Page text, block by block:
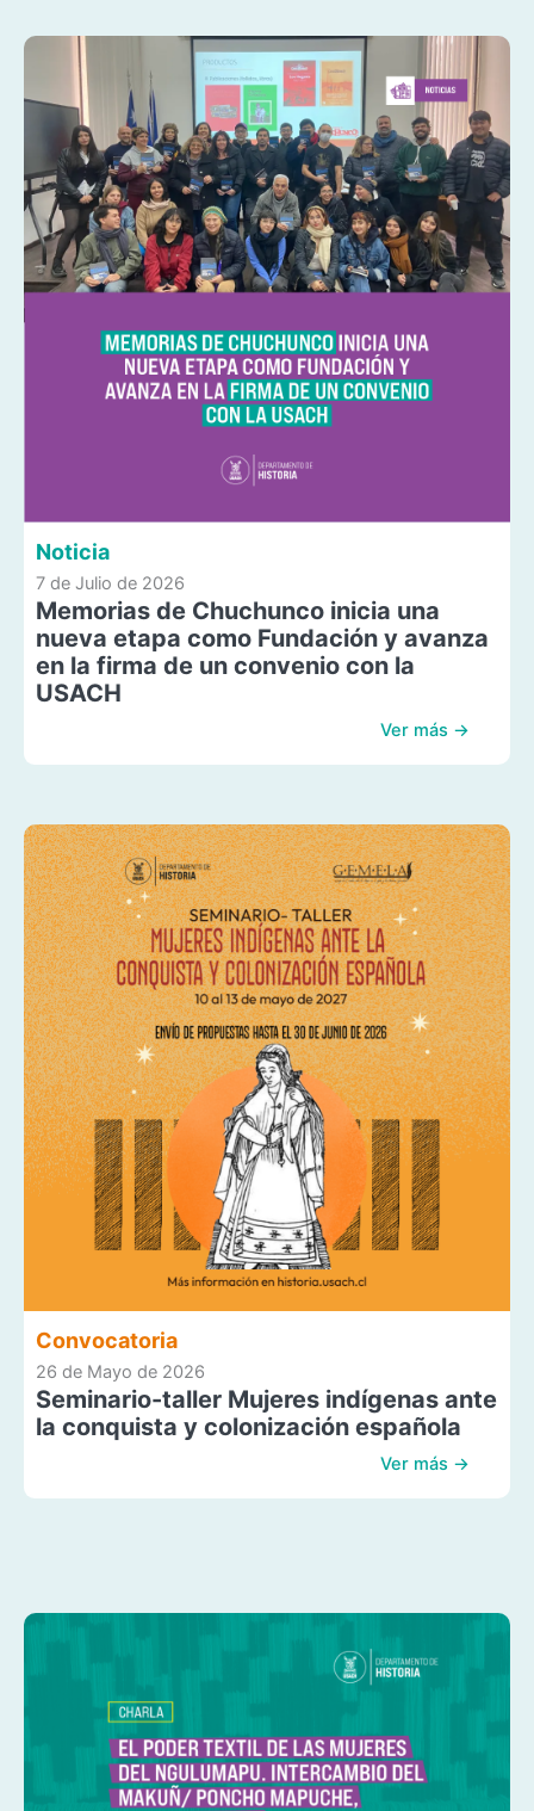
Noticia
7 de Julio de 2026
Memorias de Chuchunco inicia una
nueva etapa como Fundación y avanza
en la firma de un convenio con la
USACH
Ver más →
Convocatoria
26 de Mayo de 2026
Seminario-taller Mujeres indígenas ante
la conquista y colonización española
Ver más →